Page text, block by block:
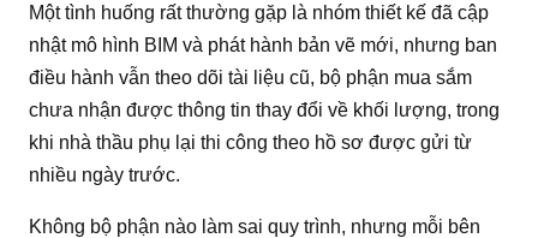
Một tình huống rất thường gặp là nhóm thiết kế đã cập
nhật mô hình BIM và phát hành bản vẽ mới, nhưng ban
điều hành vẫn theo dõi tài liệu cũ, bộ phận mua sắm
chưa nhận được thông tin thay đổi về khối lượng, trong
khi nhà thầu phụ lại thi công theo hồ sơ được gửi từ
nhiều ngày trước.
Không bộ phận nào làm sai quy trình, nhưng mỗi bên